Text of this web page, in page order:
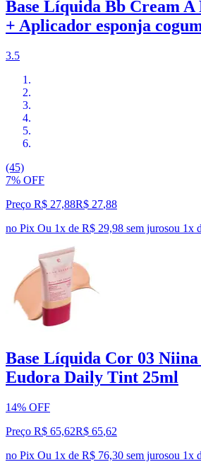
Base Líquida Bb Cream A
+ Aplicador esponja
3.5
(45)
7% OFF
Preço R$ 27,88R$ 27,88
no Pix Ou 1x de R$ 29,98 sem jurosou 1x
Base Líquida Cor 03 Niina
Eudora Daily Tint 25ml
14% OFF
Preço R$ 65,62R$ 65,62
no Pix Ou 1x de R$ 76,30 sem jurosou 1x